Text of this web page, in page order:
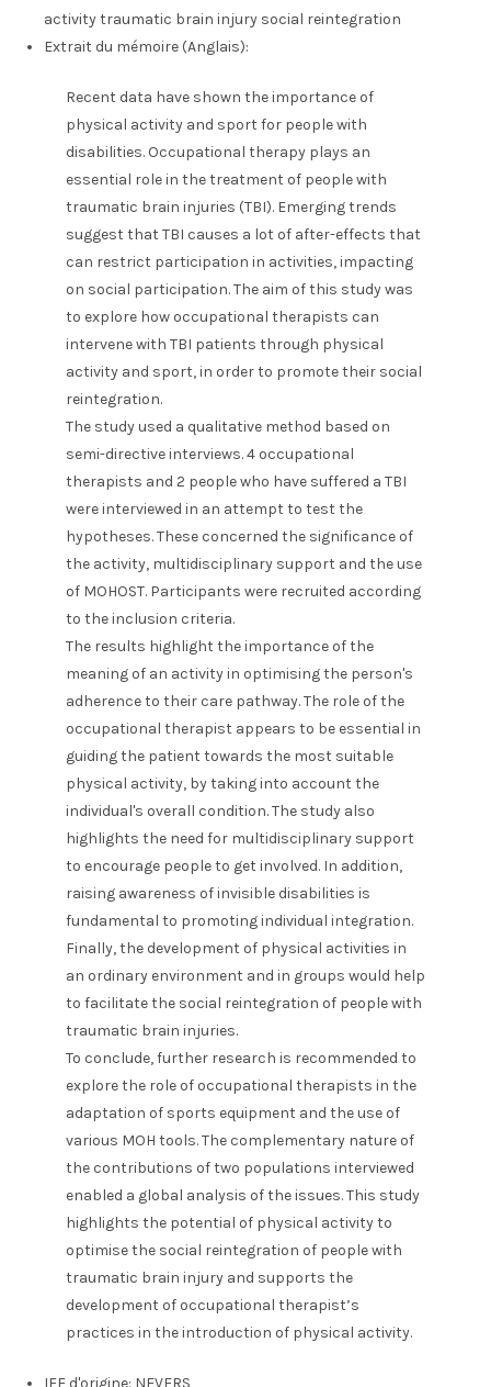
activity traumatic brain injury social reintegration
Extrait du mémoire (Anglais):
Recent data have shown the importance of
physical activity and sport for people with
disabilities. Occupational therapy plays an
essential role in the treatment of people with
traumatic brain injuries (TBI). Emerging trends
suggest that TBI causes a lot of after-effects that
can restrict participation in activities, impacting
on social participation. The aim of this study was
to explore how occupational therapists can
intervene with TBI patients through physical
activity and sport, in order to promote their social
reintegration.
The study used a qualitative method based on
semi-directive interviews. 4 occupational
therapists and 2 people who have suffered a TBI
were interviewed in an attempt to test the
hypotheses. These concerned the significance of
the activity, multidisciplinary support and the use
of MOHOST. Participants were recruited according
to the inclusion criteria.
The results highlight the importance of the
meaning of an activity in optimising the person's
adherence to their care pathway. The role of the
occupational therapist appears to be essential in
guiding the patient towards the most suitable
physical activity, by taking into account the
individual's overall condition. The study also
highlights the need for multidisciplinary support
to encourage people to get involved. In addition,
raising awareness of invisible disabilities is
fundamental to promoting individual integration.
Finally, the development of physical activities in
an ordinary environment and in groups would help
to facilitate the social reintegration of people with
traumatic brain injuries.
To conclude, further research is recommended to
explore the role of occupational therapists in the
adaptation of sports equipment and the use of
various MOH tools. The complementary nature of
the contributions of two populations interviewed
enabled a global analysis of the issues. This study
highlights the potential of physical activity to
optimise the social reintegration of people with
traumatic brain injury and supports the
development of occupational therapist’s
practices in the introduction of physical activity.
IFE d'origine: NEVERS